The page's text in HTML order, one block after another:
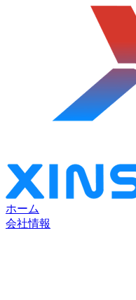
ホーム
会社情報